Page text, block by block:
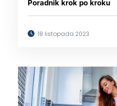
Poradnik krok po kroku
18 listopada 2023